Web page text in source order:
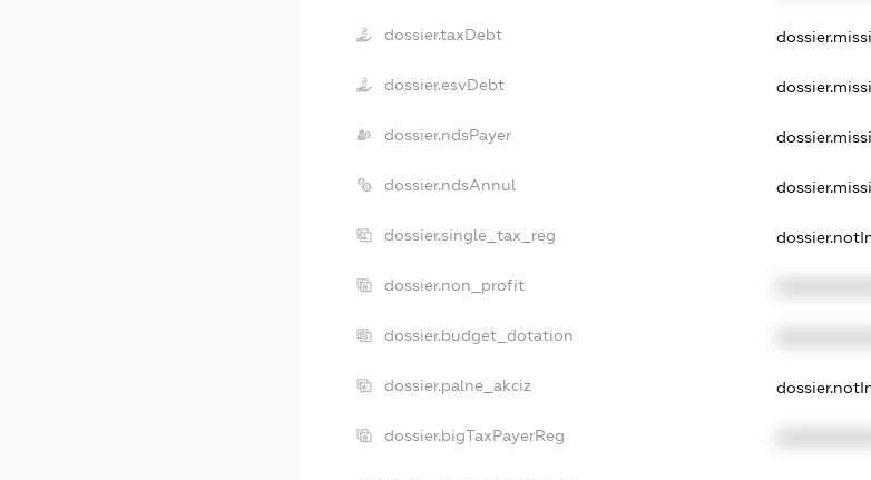
dossier.taxDebt
dossier.esvDebt
dossier.ndsPayer
dossier.ndsAnnul
dossier.single_tax_reg
dossier.non_profit
dossier.budget_dotation
dossier.palne_akciz
dossier.bigTaxPayerReg